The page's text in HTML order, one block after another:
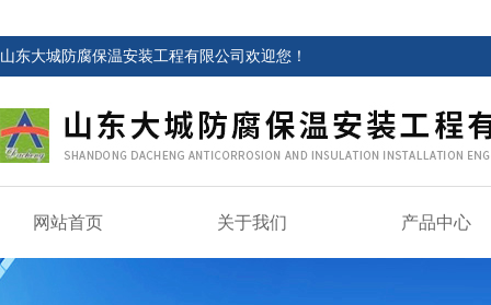
山东大城防腐保温安装工程有限公司欢迎您！
网站首页 关于我们 产品中心